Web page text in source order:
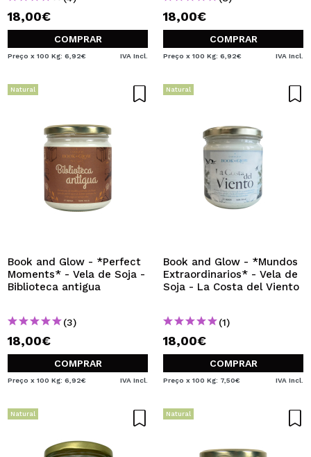
18,00€
COMPRAR
Preço x 100 Kg: 6,92€ IVA Incl.
18,00€
COMPRAR
Preço x 100 Kg: 6,92€ IVA Incl.
Natural
Book and Glow - *Perfect
Moments* - Vela de Soja -
Biblioteca antigua
(3)
18,00€
COMPRAR
Preço x 100 Kg: 6,92€ IVA Incl.
Natural
Book and Glow - *Mundos
Extraordinarios* - Vela de
Soja - La Costa del Viento
(1)
18,00€
COMPRAR
Preço x 100 Kg: 7,50€ IVA Incl.
Natural Natural